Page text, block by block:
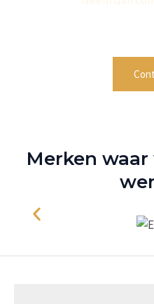
Merken